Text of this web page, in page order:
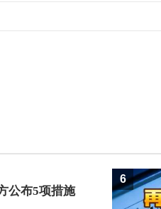
公布5项措施
6